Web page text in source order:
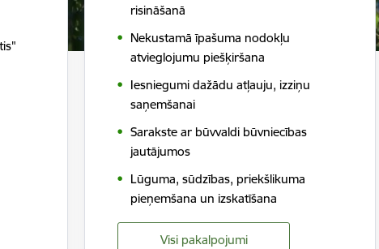
risināšanā
Nekustamā īpašuma nodokļu
atvieglojumu piešķiršana
Iesniegumi dažādu atļauju, izziņu
saņemšanai
Sarakste ar būvvaldi būvniecības
jautājumos
Lūguma, sūdzības, priekšlikuma
pieņemšana un izskatīšana
Visi pakalpojumi